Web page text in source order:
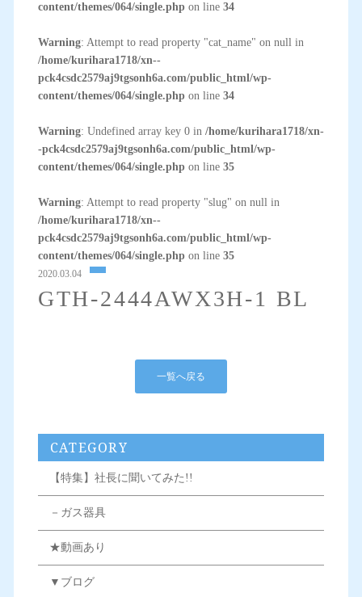
content/themes/064/single.phpon line 34
Warning: Attempt to read property "cat_name" on null in
/home/kurihara1718/xn--
pck4csdc2579aj9tgsonh6a.com/public_html/wp-
content/themes/064/single.phpon line 34
Warning: Undefined array key 0 in /home/kurihara1718/xn-
-pck4csdc2579aj9tgsonh6a.com/public_html/wp-
content/themes/064/single.phpon line 35
Warning: Attempt to read property "slug" on null in
/home/kurihara1718/xn--
pck4csdc2579aj9tgsonh6a.com/public_html/wp-
content/themes/064/single.phpon line 35
2020.03.04
GTH-2444AWX3H-1 BL
一覧へ戻る
CATEGORY
【特集】社長に聞いてみた!!
－ガス器具
★動画あり
▼ブログ